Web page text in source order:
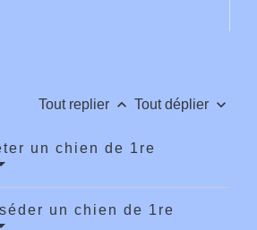
Tout replier keyboard_arrow_up Tout déplier keyboard_arrow_down
un chien de 1re
un chien de 1re